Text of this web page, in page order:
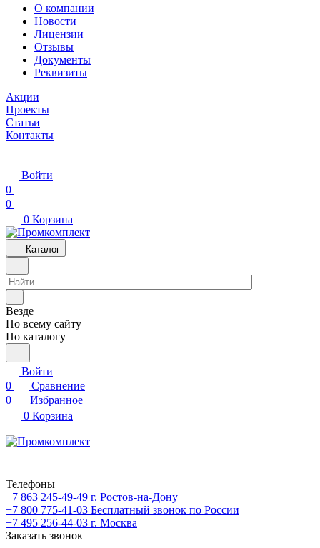
О компании
Новости
Лицензии
Отзывы
Документы
Реквизиты
Акции
Проекты
Статьи
Контакты
Войти
0
0
0 Корзина
Каталог
Везде
По всему сайту
По каталогу
Войти
0
Сравнение
0
Избранное
0 Корзина
Телефоны
+7 863 245-49-49 г. Ростов-на-Дону
+7 800 775-41-03 Бесплатный звонок по России
+7 495 256-44-03 г. Москва
Заказать звонок